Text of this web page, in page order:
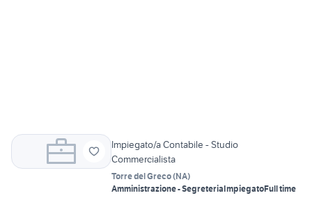
Impiegato/a Contabile - Studio
Commercialista
Torre del Greco(NA)
Amministrazione - SegreteriaImpiegatoFull time